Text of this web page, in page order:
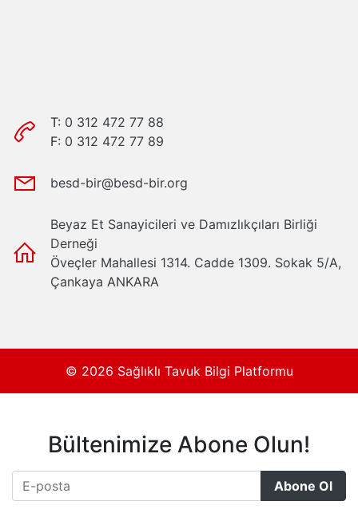
T: 0 312 472 77 88
F: 0 312 472 77 89
besd-bir@besd-bir.org
Beyaz Et Sanayicileri ve Damızlıkçıları Birliği
Derneği
Öveçler Mahallesi 1314. Cadde 1309. Sokak 5/A,
Çankaya ANKARA
© 2026 Sağlıklı Tavuk Bilgi Platformu
Bültenimize Abone Olun!
Abone Ol